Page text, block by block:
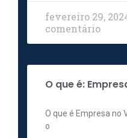
fevereiro 29,
comentário
O que é:
O que é Empresa no
o